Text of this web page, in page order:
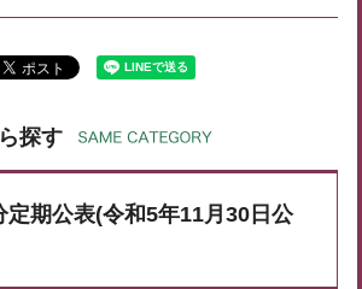
探す
定期公表(令和5年11月30日公